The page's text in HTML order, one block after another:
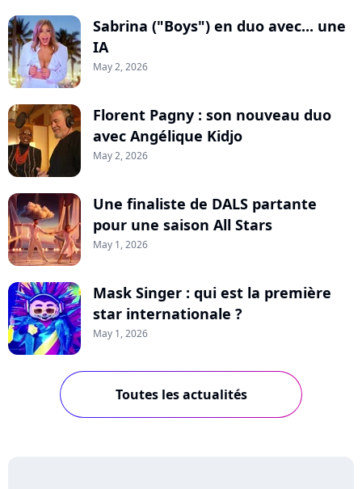
Sabrina ("Boys") en duo avec... une
IA
May 2, 2026
Florent Pagny : son nouveau duo
avec Angélique Kidjo
May 2, 2026
Une finaliste de DALS partante
pour une saison All Stars
May 1, 2026
Mask Singer : qui est la première
star internationale ?
May 1, 2026
Toutes les actualités